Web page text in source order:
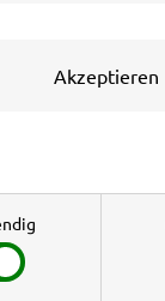
Ab nur